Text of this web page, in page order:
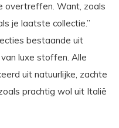
overtreffen. Want, zoals
je laatste collectie.”
bestaande uit
luxe stoffen. Alle
uit natuurlijke, zachte
prachtig wol uit Italië